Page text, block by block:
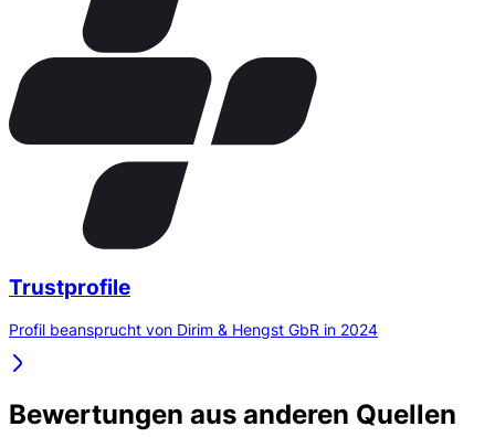
Trustprofile
Profil beansprucht von Dirim & Hengst GbR in 2024
Bewertungen aus anderen Quellen